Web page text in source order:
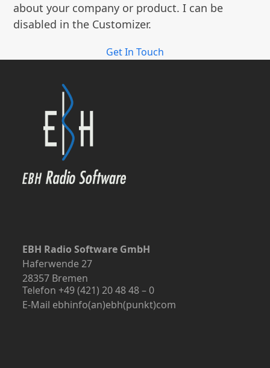
about your company or product. I can be
disabled in the Customizer.
Get In Touch
EBH Radio Software GmbH
Haferwende 27
28357 Bremen
Telefon +49 (421) 20 48 48 – 0
E-Mail ebhinfo(an)ebh(punkt)com